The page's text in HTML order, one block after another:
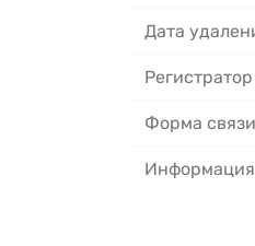
Дата
Форма
Информация